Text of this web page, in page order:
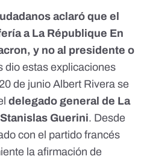
aclaró que el
a La République En
y no al presidente o
dio estas explicaciones
de junio Albert Rivera se
delegado general de La
Guerini. Desde
con el partido francés
la afirmación de